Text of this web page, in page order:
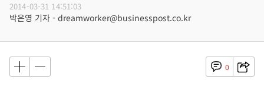
2014-03-31 14:51:03
박은영 기자 - dreamworker@businesspost.co.kr
0